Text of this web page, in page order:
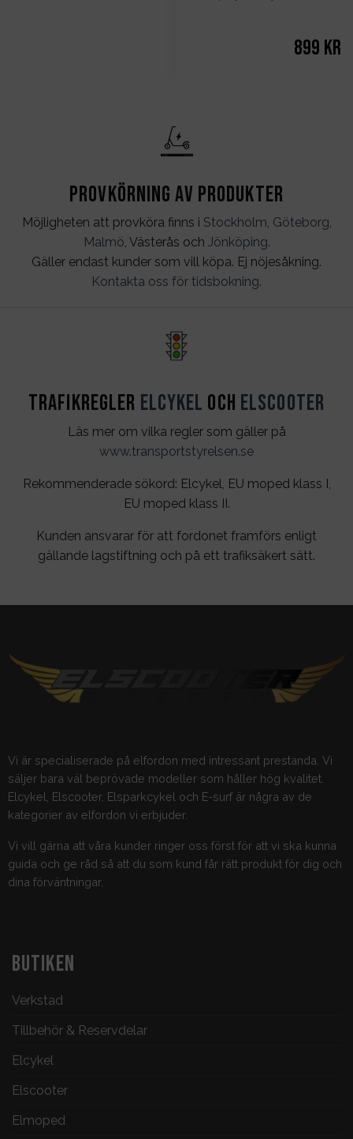
899 kr
Provkörning av produkter
Möjligheten att provköra finns i Stockholm, Göteborg,
Malmö, Västerås och Jönköping.
Gäller endast kunder som vill köpa. Ej nöjesåkning.
Kontakta oss för tidsbokning.
Trafikregler Elcykel och Elscooter
Läs mer om vilka regler som gäller på
www.transportstyrelsen.se
Rekommenderade sökord: Elcykel, EU moped klass I,
EU moped klass II.
Kunden ansvarar för att fordonet framförs enligt
gällande lagstiftning och på ett trafiksäkert sätt.
Vi är specialiserade på elfordon med intressant prestanda. Vi
säljer bara väl beprövade modeller som håller hög kvalitet.
Elcykel, Elscooter, Elsparkcykel och E-surf är några av de
kategorier av elfordon vi erbjuder.
Vi vill gärna att våra kunder ringer oss först för att vi ska kunna
guida och ge råd så att du som kund får rätt produkt för dig och
dina förväntningar.
BUTIKEN
Verkstad
Tillbehör & Reservdelar
Elcykel
Elscooter
Elmoped